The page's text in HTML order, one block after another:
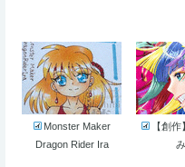
Monster Maker
Dragon Rider Ira
【創
み